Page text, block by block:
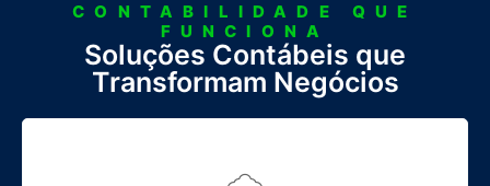
CONTABILIDADE QUE
FUNCIONA
Soluções Contábeis que
Transformam Negócios